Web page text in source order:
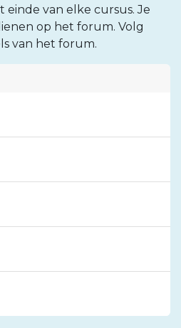
van elke cursus. Je
op het forum. Volg
van het forum.